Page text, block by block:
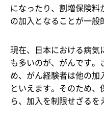
になったり、割増保険
の加入となることが一般
現在、日本における病気
も多いのが、がんです。
め、がん経験者は他の加
といえます。そのため
ら、加入を制限せざるを